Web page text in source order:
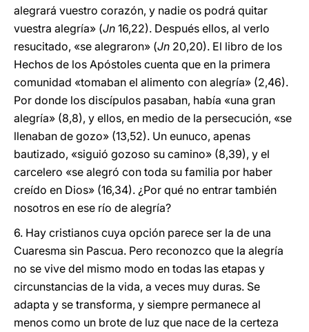
alegrará vuestro corazón, y nadie os podrá quitar
vuestra alegría» (Jn 16,22). Después ellos, al verlo
resucitado, «se alegraron» (Jn 20,20). El libro de los
Hechos de los Apóstoles cuenta que en la primera
comunidad «tomaban el alimento con alegría» (2,46).
Por donde los discípulos pasaban, había «una gran
alegría» (8,8), y ellos, en medio de la persecución, «se
llenaban de gozo» (13,52). Un eunuco, apenas
bautizado, «siguió gozoso su camino» (8,39), y el
carcelero «se alegró con toda su familia por haber
creído en Dios» (16,34). ¿Por qué no entrar también
nosotros en ese río de alegría?
6. Hay cristianos cuya opción parece ser la de una
Cuaresma sin Pascua. Pero reconozco que la alegría
no se vive del mismo modo en todas las etapas y
circunstancias de la vida, a veces muy duras. Se
adapta y se transforma, y siempre permanece al
menos como un brote de luz que nace de la certeza